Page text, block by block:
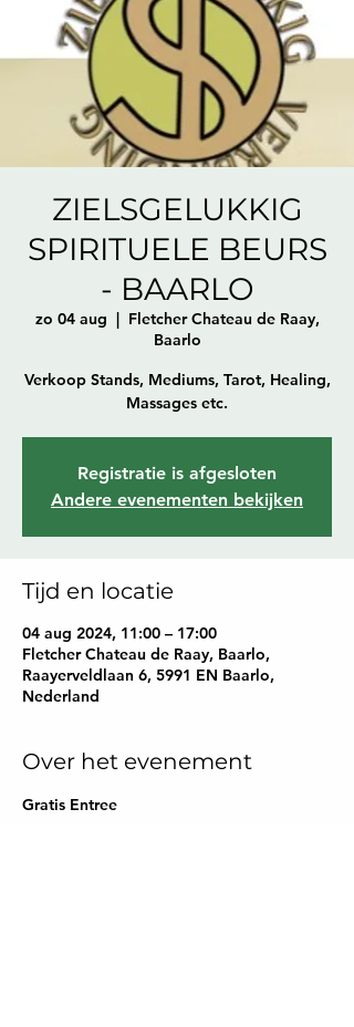
ZIELSGELUKKIG
SPIRITUELE BEURS
- BAARLO
zo 04 aug
  |
Fletcher Chateau de Raay,
Baarlo
Verkoop Stands, Mediums, Tarot, Healing,
Massages etc.
Registratie is afgesloten
Andere evenementen bekijken
Tijd en locatie
04 aug 2024, 11:00 – 17:00
Fletcher Chateau de Raay, Baarlo,
Raayerveldlaan 6, 5991 EN Baarlo,
Nederland
Over het evenement
Gratis Entree